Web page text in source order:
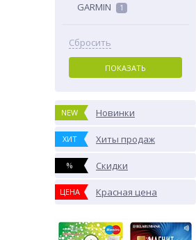
GARMIN 1
Сбросить
ПОКАЗАТЬ
NEW Новинки
ХИТ Хиты продаж
% Скидки
ЦЕНА Красная цена